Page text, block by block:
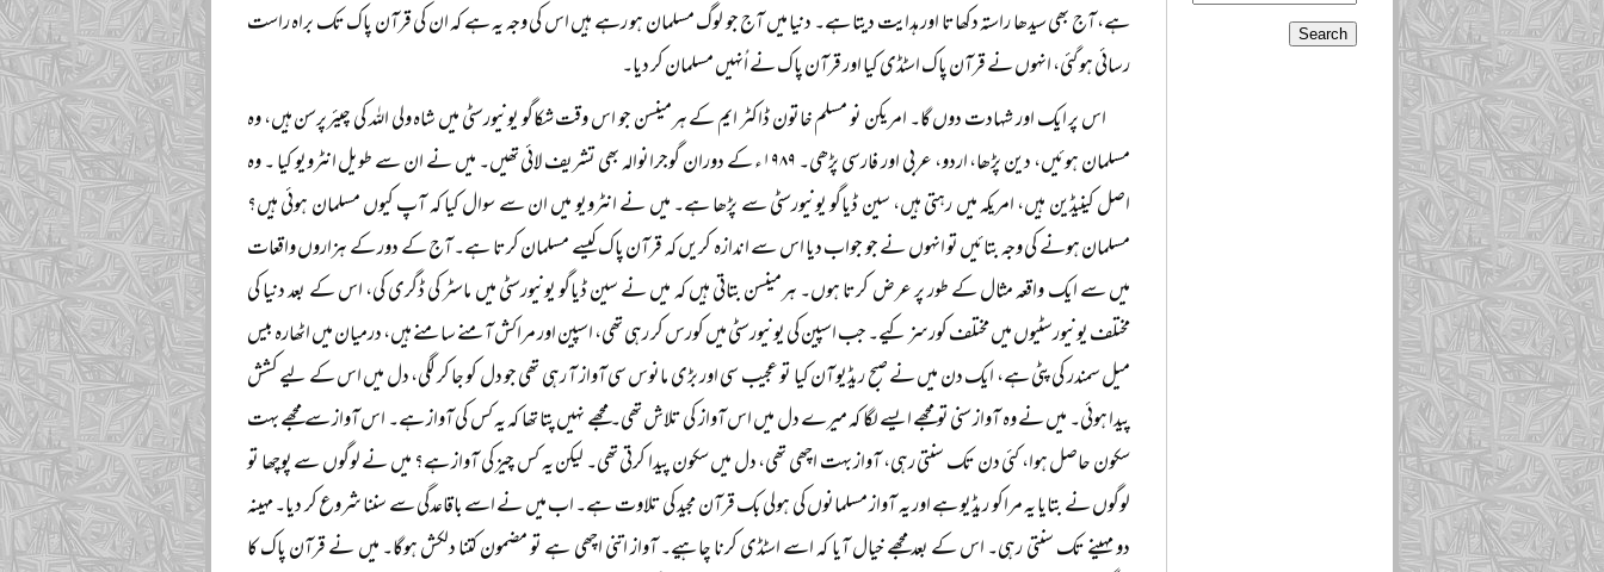
ہے، آج بھی سیدھا راستہ دکھاتا اور ہدایت دیتا ہے۔ دنیا میں آج جو لوگ مسلمان ہو رہے ہیں اس کی وجہ یہ ہے کہ ان کی قرآن پاک تک براہ راست
رسائی ہو گئی، انہوں نے قرآن پاک اسٹڈی کیا اور قرآن پاک نے اُنہیں مسلمان کر دیا۔
اس پر ایک اور شہادت دوں گا۔ امریکن نو مسلم خاتون ڈاکٹر ایم کے ہرمینسن جو اس وقت شکاگو یونیورسٹی میں شاہ ولی اللہ کی چیئرپرسن ہیں، وہ
مسلمان ہوئیں، دین پڑھا، اردو، عربی اور فارسی پڑھی۔ ۱۹۸۹ء کے دوران گوجرانوالہ بھی تشریف لائی تھیں۔ میں نے ان سے طویل انٹرویو کیا ۔ وہ
اصل کینیڈین ہیں، امریکہ میں رہتی ہیں، سین ڈیاگو یونیورسٹی سے پڑھا ہے۔ میں نے انٹرویو میں ان سے سوال کیا کہ آپ کیوں مسلمان ہوئی ہیں؟
مسلمان ہونے کی وجہ بتائیں تو انہوں نے جو جواب دیا اس سے اندازہ کریں کہ قرآن پاک کیسے مسلمان کرتا ہے۔ آج کے دور کے ہزاروں واقعات
میں سے ایک واقعہ مثال کے طور پر عرض کرتا ہوں۔ ہرمینسن بتاتی ہیں کہ میں نے سین ڈیاگو یونیورسٹی میں ماسٹر کی ڈگری کی، اس کے بعد دنیا کی
مختلف یونیورسٹیوں میں مختلف کورسز کیے۔ جب اسپین کی یونیورسٹی میں کورس کر رہی تھی، اسپین اور مراکش آمنے سامنے ہیں، درمیان میں اٹھارہ بیس
میل سمندر کی پٹی ہے، ایک دن میں نے صبح ریڈیو آن کیا تو عجیب سی اور بڑی مانوس سی آواز آ رہی تھی جو دل کو جا کر لگی، دل میں اس کے لیے کشش
پیدا ہوئی۔ میں نے وہ آواز سنی تو مجھے ایسے لگا کہ میرے دل میں اس آواز کی تلاش تھی۔ مجھے نہیں پتا تھا کہ یہ کس کی آواز ہے۔ اس آواز سے مجھے بہت
سکون حاصل ہوا، کئی دن تک سنتی رہی، آواز بہت اچھی تھی، دل میں سکون پیدا کرتی تھی۔ لیکن یہ کس چیز کی آواز ہے؟ میں نے لوگوں سے پوچھا تو
لوگوں نے بتایا یہ مراکو ریڈیو ہے اور یہ آواز مسلمانوں کی ہولی بک قرآن مجید کی تلاوت ہے۔ اب میں نے اسے باقاعدگی سے سننا شروع کر دیا۔ مہینہ
دو مہینے تک سنتی رہی۔ اس کے بعد مجھے خیال آیا کہ اسے اسٹڈی کرنا چاہیے۔ آواز اتنی اچھی ہے تو مضمون کتنا دلکش ہوگا۔ میں نے قرآن پاک کا